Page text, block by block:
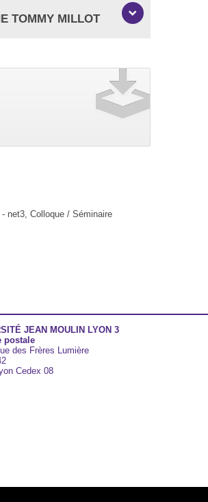
TOMMY MILLOT
net3, Colloque / Séminaire
JEAN MOULIN LYON 3
postale
des Frères Lumière
Cedex 08